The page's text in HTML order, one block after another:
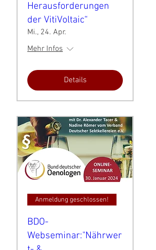
Herausforderungen
der VitiVoltaic“
Mi., 24. Apr.
Mehr Infos
Details
Anmeldung geschlossen!
BDO-
Webseminar:"Nährwer